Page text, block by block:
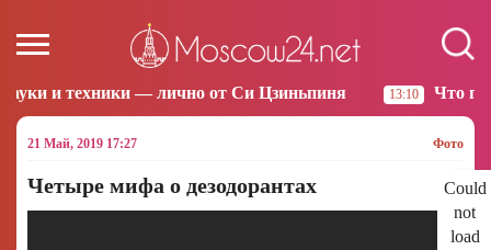
— лично от Си Цзиньпиня 13:10 Что произошло за
21 Май, 2019 17:27 Фото
Could
not
load
Четыре мифа о дезодорантах